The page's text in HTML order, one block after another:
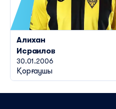
Алихан
Исраилов
30.01.2006
Қорғаушы